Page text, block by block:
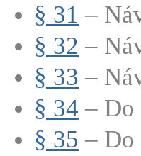
§ 31 –
§ 32 –
§ 33 –
§ 34 – Do
§ 35 – Do